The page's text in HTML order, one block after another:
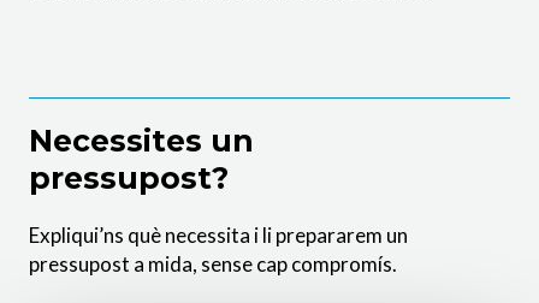
Necessites un
pressupost?
Expliqui’ns què necessita i li prepararem un
pressupost a mida, sense cap compromís.